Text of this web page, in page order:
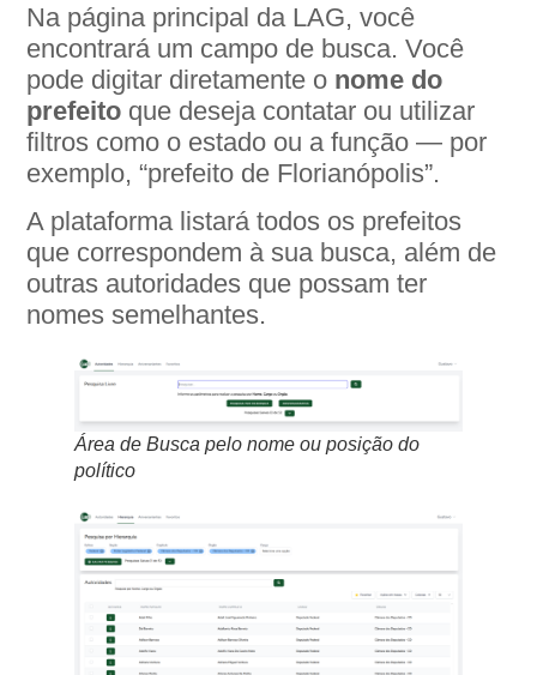
Na página principal da LAG, você
encontrará um campo de busca. Você
pode digitar diretamente o nome do
prefeito que deseja contatar ou utilizar
filtros como o estado ou a função — por
exemplo, “prefeito de Florianópolis”.
A plataforma listará todos os prefeitos
que correspondem à sua busca, além de
outras autoridades que possam ter
nomes semelhantes.
Área de Busca pelo nome ou posição do
político